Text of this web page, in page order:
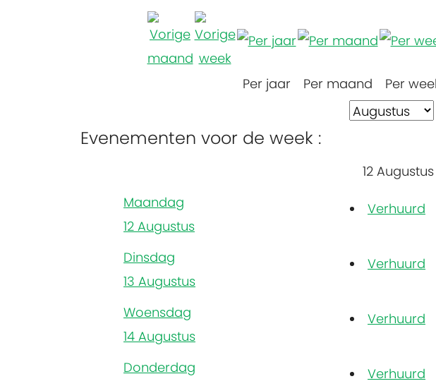
Per jaar Per maand Per
Evenementen voor de week :
12
Maandag
12 Augustus
Verhuurd
Dinsdag
13 Augustus
Verhuurd
Woensdag
14 Augustus
Verhuurd
Donderdag
Verhuurd